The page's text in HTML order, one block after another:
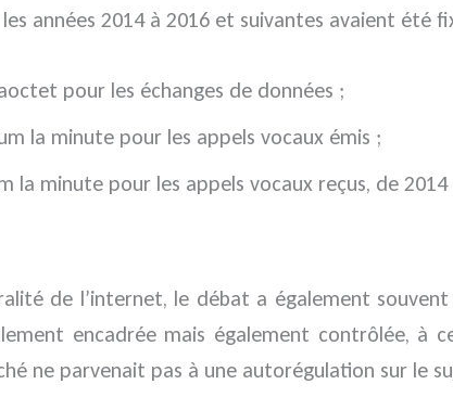
années 2014 à 2016 et suivantes avaient été
pour les échanges de données ;
la minute pour les appels vocaux émis ;
la minute pour les appels vocaux reçus, de 2014
de l’internet, le débat a également
encadrée mais également contrôlée, à
ne parvenait pas à une autorégulation sur le